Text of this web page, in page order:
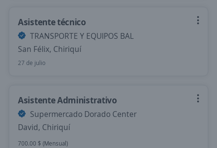
Asistente técnico
TRANSPORTE Y EQUIPOS BAL
San Félix, Chiriquí
27 de julio
Asistente Administrativo
Supermercado Dorado Center
David, Chiriquí
700.00 $ (Mensual)